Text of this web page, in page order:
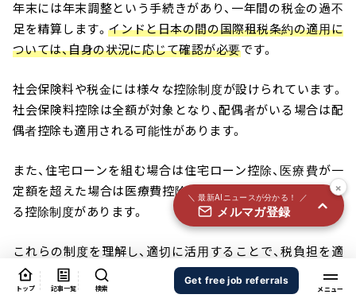
トップ 記事一覧 検索
Get free job referrals
年末には年末調整という手続きがあり、一年間の税金の過不
足を精算します。インドと日本の間の国際租税条約の適用に
ついては、自身の状況に応じて確認が必要です。
社会保険料や税金には様々な控除制度が設けられています。
社会保険料控除は全額が対象となり、配偶者がいる場合は配
偶者控除も適用される可能性があります。
また、住宅ローンを組む場合は住宅ローン控除、医療費が一
定額を超えた場合は医療費控除など、状況に応じて利用でき
る控除制度があります。
これらの制度を理解し、適切に活用することで、税負担を適
正に管理することができます。
＼ 最新AIニュースが分かる！ ／
メルマガ登録
×
職種 必須
個人情報の取り扱いに同意する
送信する